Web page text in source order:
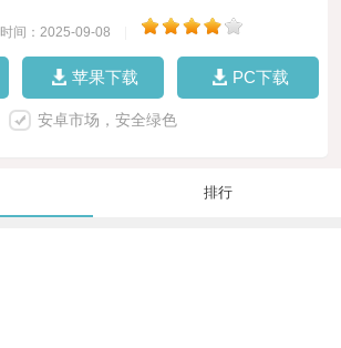
时间：2025-09-08
苹果下载 PC下载
安卓市场，安全绿色
排行